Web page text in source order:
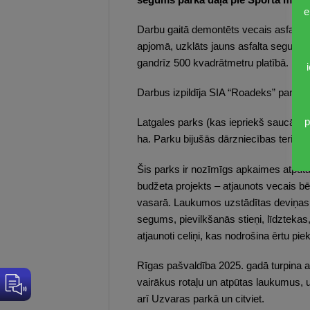
Darbu gaitā demontēts vecais
apjomā, uzklāts jauns asfalta
gandrīz 500 kvadrātmetru platībā.
Darbus izpildīja SIA “Roadeks” par
Latgales parks (kas iepriekš saucās
ha. Parku bijušās dārzniecības
Šis parks ir nozīmīgs apkaimes
budžeta projekts – atjaunots vecais
vasarā. Laukumos uzstādītas
segums, pievilkšanās stieņi,
atjaunoti celiņi, kas nodrošina ērtu
Rīgas pašvaldība 2025. gadā turpina
vairākus rotaļu un atpūtas laukumus,
arī Uzvaras parkā un citviet.